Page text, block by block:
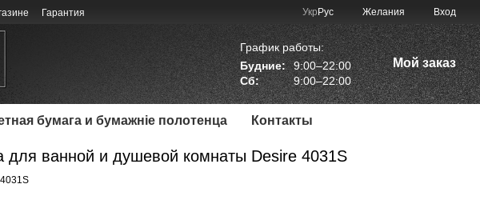
Гарантия Укр Рус Желания Вход
График работы:
Будние: 9:00–22:00
Сб:
9:00–22:00
Мой заказ
бумага и бумажніе полотенца Контакты
для ванной и душевой комнаты Desire 4031S